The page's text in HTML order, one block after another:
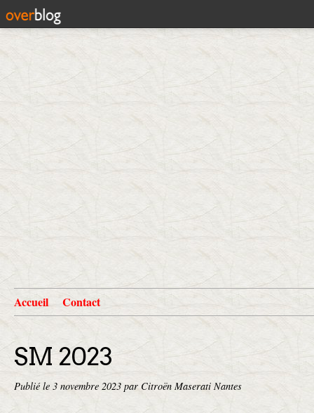
Accueil Contact
SM 2023
Publié le 3 novembre 2023 par Citroën Maserati Nantes